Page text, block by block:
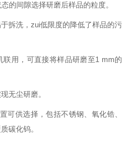
的间隙选择研磨后样品的粒度。
拆洗，zui低限度的降低了样品的污
联用，可直接将样品研磨至1 mm的
无尘研磨。
可供选择，包括不锈钢、氧化锆、
碳化钨。